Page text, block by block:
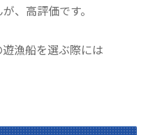
、高評価です。
漁船を選ぶ際には